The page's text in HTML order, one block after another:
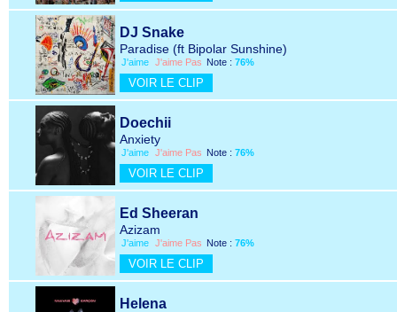
DJ Snake
Paradise (ft Bipolar Sunshine)
J'aime J'aime Pas Note : 76%
VOIR LE CLIP
Doechii
Anxiety
J'aime J'aime Pas Note : 76%
VOIR LE CLIP
Ed Sheeran
Azizam
J'aime J'aime Pas Note : 76%
VOIR LE CLIP
Helena